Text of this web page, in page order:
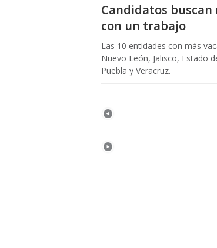
Candidatos
con un trabajo
Las 10 entidades con más
Nuevo León, Jalisco, Estado
Puebla y Veracruz.